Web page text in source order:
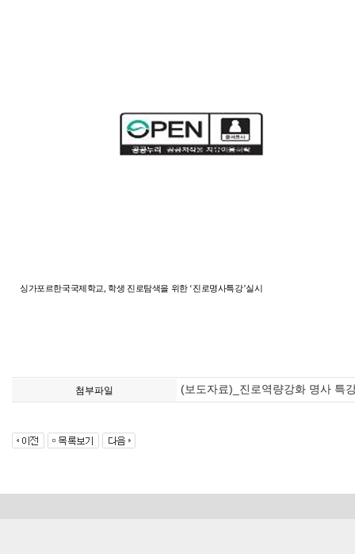
싱가포르한국국제학교 ,학생 진로탐색을 위한 ‘진로명사특강’실시
첨부파일 (보도자료)_진로역량강화 명사 특